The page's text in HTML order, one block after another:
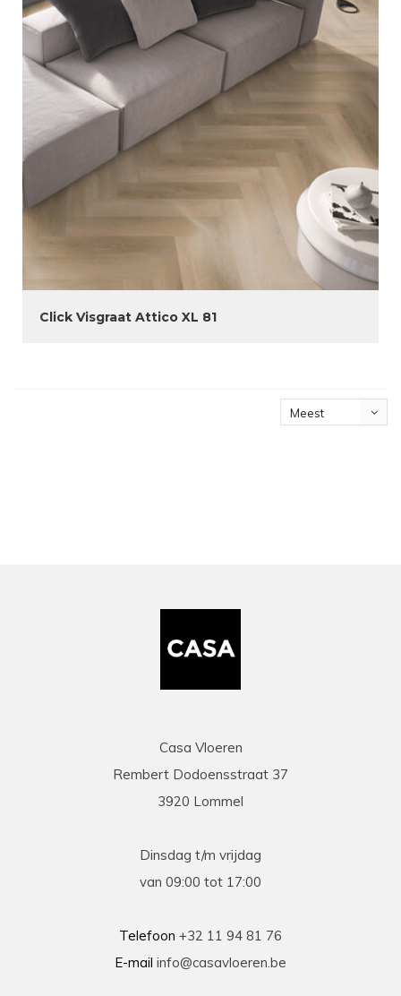
Click Visgraat Attico XL 81
Meest
Casa Vloeren
Rembert Dodoensstraat 37
3920 Lommel
Dinsdag t/m vrijdag
van 09:00 tot 17:00
Telefoon +32 11 94 81 76
E-mail info@casavloeren.be